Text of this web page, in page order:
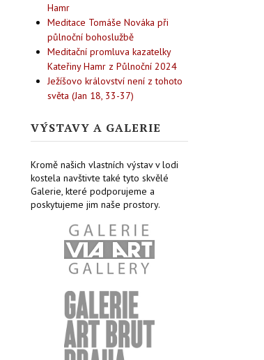
Hamr
Meditace Tomáše Nováka při
půlnoční bohoslužbě
Meditační promluva kazatelky
Kateřiny Hamr z Půlnoční 2024
Ježíšovo království není z tohoto
světa (Jan 18, 33-37)
VÝSTAVY A GALERIE
Kromě našich vlastních výstav v lodi
kostela navštivte také tyto skvělé
Galerie, které podporujeme a
poskytujeme jim naše prostory.